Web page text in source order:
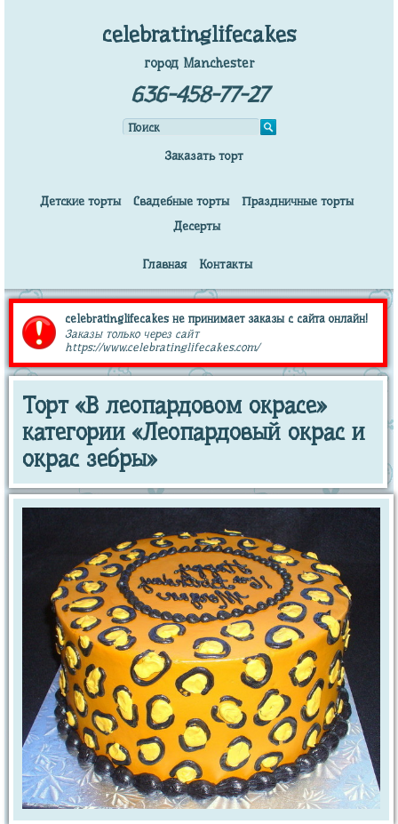
celebratinglifecakes
город Manchester
636-458-77-27
Заказать торт
Детские торты Свадебные торты
Праздничные торты
Десерты
Главная Контакты
celebratinglifecakes не принимает заказы с сайта онлайн!
Заказы только через сайт
https://www.celebratinglifecakes.com/
Торт «В леопардовом окрасе»
категории «Леопардовый окрас и
окрас зебры»